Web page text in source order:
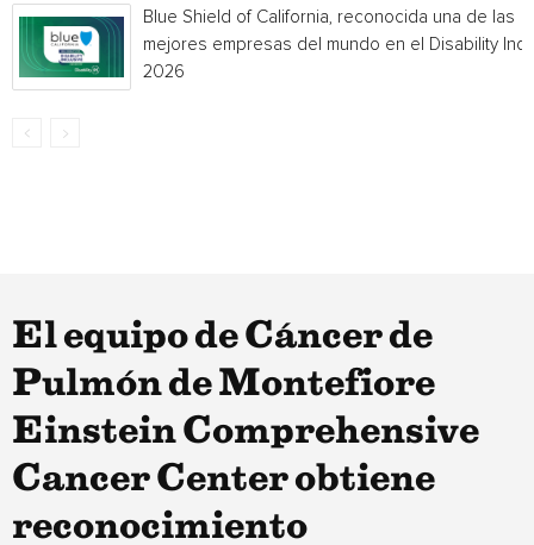
Blue Shield of California, reconocida una de las
mejores empresas del mundo en el Disability
2026
El equipo de Cáncer de
Pulmón de Montefiore
Einstein Comprehensive
Cancer Center obtiene
reconocimiento